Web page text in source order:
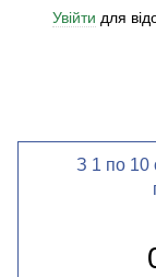
Увійти для
З 1 по 10